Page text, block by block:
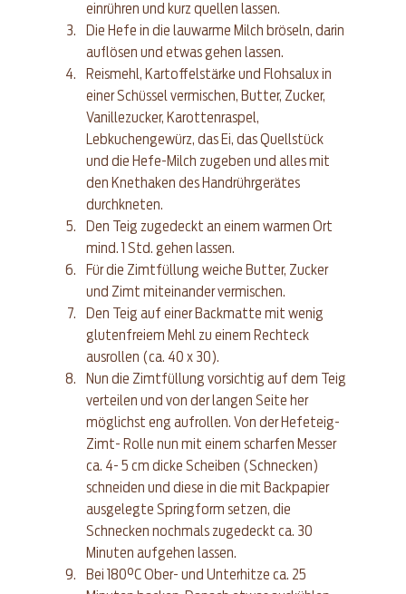
einrühren und kurz quellen lassen.
Die Hefe in die lauwarme Milch bröseln, darin
auflösen und etwas gehen lassen.
Reismehl, Kartoffelstärke und Flohsalux in
einer Schüssel vermischen, Butter, Zucker,
Vanillezucker, Karottenraspel,
Lebkuchengewürz, das Ei, das Quellstück
und die Hefe-Milch zugeben und alles mit
den Knethaken des Handrührgerätes
durchkneten.
Den Teig zugedeckt an einem warmen Ort
mind. 1 Std. gehen lassen.
Für die Zimtfüllung weiche Butter, Zucker
und Zimt miteinander vermischen.
Den Teig auf einer Backmatte mit wenig
glutenfreiem Mehl zu einem Rechteck
ausrollen (ca. 40 x 30).
Nun die Zimtfüllung vorsichtig auf dem Teig
verteilen und von der langen Seite her
möglichst eng aufrollen. Von der Hefeteig-
Zimt- Rolle nun mit einem scharfen Messer
ca. 4- 5 cm dicke Scheiben (Schnecken)
schneiden und diese in die mit Backpapier
ausgelegte Springform setzen, die
Schnecken nochmals zugedeckt ca. 30
Minuten aufgehen lassen.
Bei 180°C Ober- und Unterhitze ca. 25